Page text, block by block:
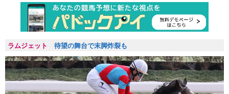
ラムジェット 待望の舞台で末脚炸裂も